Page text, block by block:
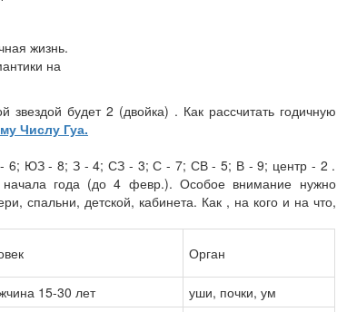
жизнь.
на
будет 2 (двойка) . Как рассчитать годичную
Числу Гуа.
6; ЮЗ - 8; З - 4; СЗ - 3; С - 7; СВ - 5; В - 9; центр - 2 .
года (до 4 февр.). Особое внимание нужно
спальни, детской, кабинета. Как , на кого и на что,
Орган
15-30 лет
уши, почки, ум